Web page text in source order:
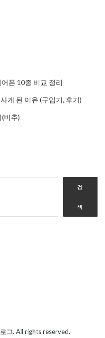
폰 10종 비교 정리
게 된 이유 (구입기, 후기)
비추)
검
색
그. All rights reserved.